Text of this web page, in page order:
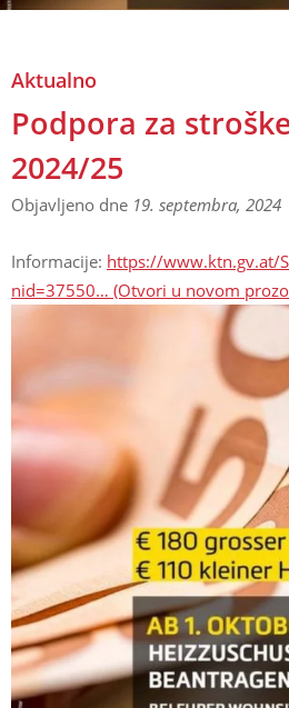
Aktualno
Podpora za
2024/25
Objavljeno dne 19. septembra, 2024
Informacije: https://www.ktn.gv.at/
nid=37550… (Otvori u novom